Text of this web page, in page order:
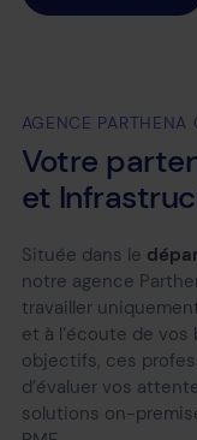
AGENCE PARTHENA
Votre
et
Située dans le
notre agence
travailler
et à l’écoute de
objectifs, ces
d’évaluer vos
solutions on-